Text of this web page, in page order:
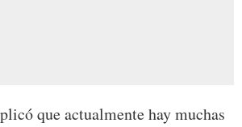
que actualmente hay muchas